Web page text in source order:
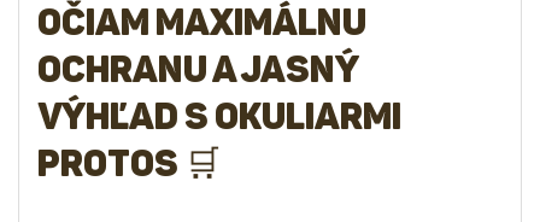
OČIAM MAXIMÁLNU
OCHRANU A JASNÝ
VÝHĽAD S OKULIARMI
PROTOS 🛒